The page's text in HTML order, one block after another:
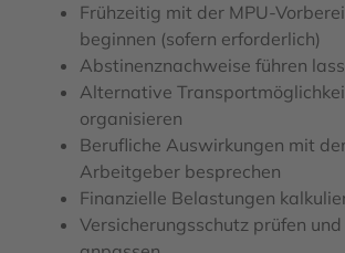
Frühzeitig mit der MPU-
beginnen (sofern erforderlich)
Abstinenznachweise führen
Alternative
organisieren
Berufliche Auswirkungen mit
Arbeitgeber besprechen
Finanzielle Belastungen
Versicherungsschutz prüfen